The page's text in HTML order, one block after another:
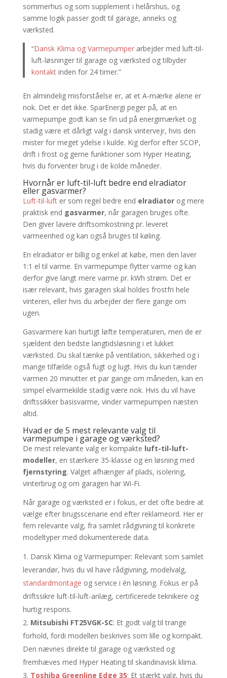
sommerhus og som supplement i helårshus, og
samme logik passer godt til garage, anneks og
værksted.
“Dansk Klima og Varmepumper arbejder med luft-til-
luft-løsninger til garage og værksted og tilbyder
kontakt inden for 24 timer.”
En almindelig misforståelse er, at et A-mærke alene er
nok. Det er det ikke. SparEnergi peger på, at en
varmepumpe godt kan se fin ud på energimærket og
stadig være et dårligt valg i dansk vintervejr, hvis den
mister for meget ydelse i kulde. Kig derfor efter SCOP,
drift i frost og gerne funktioner som Hyper Heating,
hvis du forventer brug i de kolde måneder.
Hvornår er luft-til-luft bedre end elradiator
eller gasvarmer?
Luft-til-lufter som regel bedre end elradiatorog mere
praktisk end gasvarmer, når garagen bruges ofte.
Den giver lavere driftsomkostning pr. leveret
varmeenhed og kan også bruges til køling.
En elradiator er billig og enkel at købe, men den laver
1:1 el til varme. En varmepumpe flytter varme og kan
derfor give langt mere varme pr. kWh strøm. Det er
især relevant, hvis garagen skal holdes frostfri hele
vinteren, eller hvis du arbejder der flere gange om
ugen.
Gasvarmere kan hurtigt løfte temperaturen, men de er
sjældent den bedste langtidsløsning i et lukket
værksted. Du skal tænke på ventilation, sikkerhed og i
mange tilfælde også fugt og lugt. Hvis du kun tænder
varmen 20 minutter et par gange om måneden, kan en
simpel elvarmekilde stadig være nok. Hvis du vil have
driftssikker basisvarme, vinder varmepumpen næsten
altid.
Hvad er de 5 mest relevante valg til
varmepumpe i garage og værksted?
De mest relevante valg er kompakte luft-til-luft-
modeller, en stærkere 35-klasse og en løsning med
fjernstyring. Valget afhænger af plads, isolering,
vinterbrug og om garagen har Wi-Fi.
Når garage og værksted er i fokus, er det ofte bedre at
vælge efter brugsscenarie end efter reklameord. Her er
fem relevante valg, fra samlet rådgivning til konkrete
modeltyper med dokumenterede data.
Dansk Klima og Varmepumper: Relevant som samlet
leverandør, hvis du vil have rådgivning, modelvalg,
standardmontage og service i én løsning. Fokus er på
driftssikre luft-til-luft-anlæg, certificerede teknikere og
hurtig respons.
Mitsubishi FT25VGK-SC: Et godt valg til trange
forhold, fordi modellen beskrives som lille og kompakt.
Den nævnes direkte til garage og værksted og
fremhæves med Hyper Heating til skandinavisk klima.
Toshiba Greenline Edge 35: Et stærkt valg, hvis du